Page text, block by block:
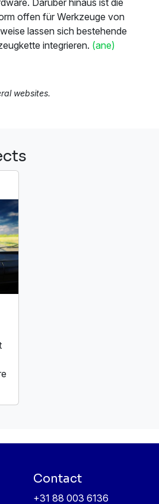
Darüber hinaus ist die
offen für Werkzeuge von
lassen sich bestehende
integrieren. (ane)
websites.
Contact
+31 88 003 6136